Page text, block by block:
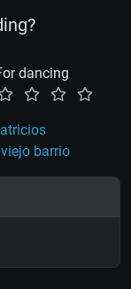
dancing
barrio